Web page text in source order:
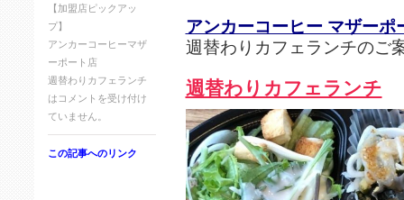
【加盟店ピックアッ
プ】
アンカーコーヒーマザ
ーポート店
週替わりカフェランチ
は コメントを受け付け
ていません。
この記事へのリンク
アンカーコーヒー マザーポ
週替わりカフェランチのご
週替わりカフェランチ